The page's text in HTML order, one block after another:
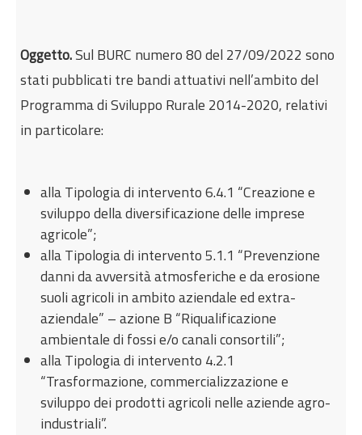
Sei qui:Home
Incentivi e agevolazioni
Agricoltura e pesca
Programma di Sviluppo Rurale Campania
Oggetto.Sul BURC numero 80 del 27/09/2022 sono
stati pubblicati tre bandi attuativi nell’ambito del
Programma di Sviluppo Rurale 2014-2020, relativi
in particolare:
alla Tipologia di intervento 6.4.1 “Creazione e
sviluppo della diversificazione delle imprese
agricole”;
alla Tipologia di intervento 5.1.1 “Prevenzione
danni da avversità atmosferiche e da erosione
suoli agricoli in ambito aziendale ed extra-
aziendale” – azione B “Riqualificazione
ambientale di fossi e/o canali consortili”;
alla Tipologia di intervento 4.2.1
“Trasformazione, commercializzazione e
sviluppo dei prodotti agricoli nelle aziende agro-
industriali”.